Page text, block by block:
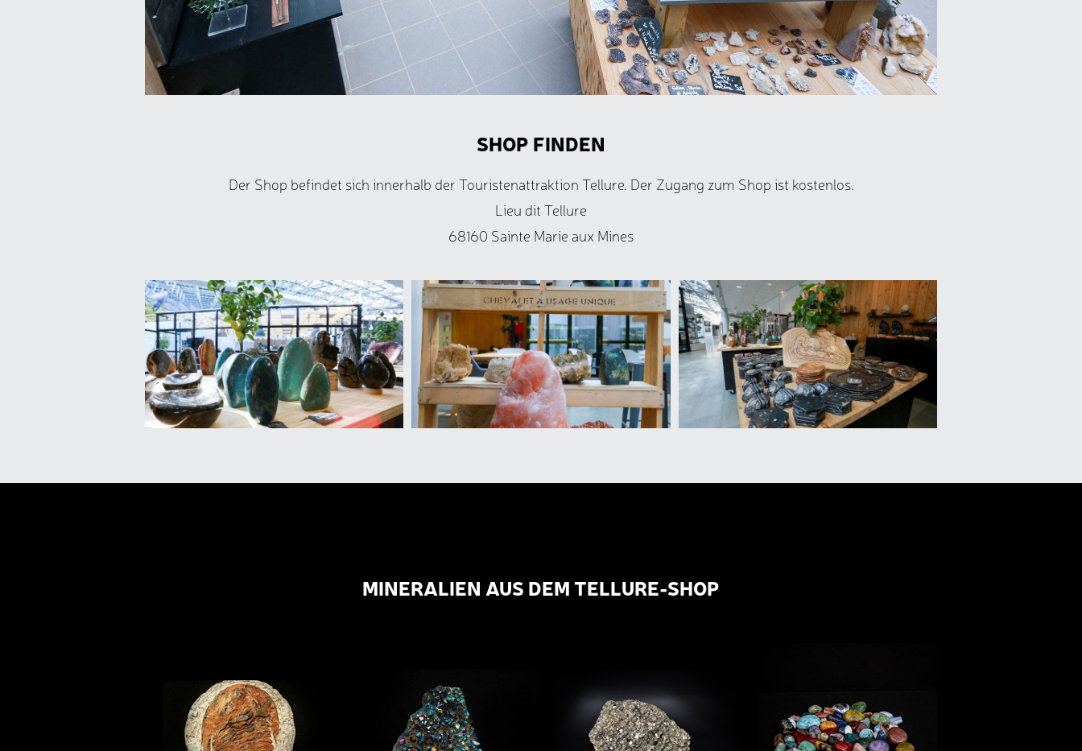
SHOP FINDEN
Der Shop befindet sich innerhalb der Touristenattraktion Tellure. Der Zugang zum Shop ist kostenlos.
Lieu dit Tellure
68160 Sainte Marie aux Mines
MINERALIEN AUS DEM TELLURE-SHOP